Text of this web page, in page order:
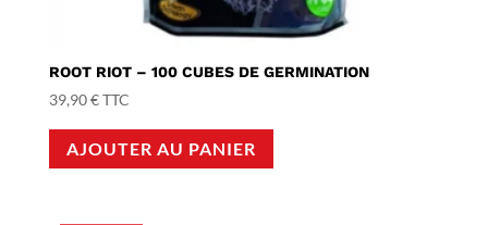
ROOT RIOT – 100 CUBES DE GERMINATION
39,90€TTC
AJOUTER AU PANIER